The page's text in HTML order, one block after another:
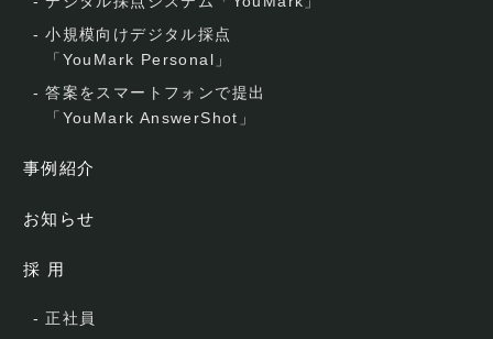
- 小規模向けデジタル採点
「YouMark Personal」
- 答案をスマートフォンで提出
「YouMark AnswerShot」
事例紹介
お知らせ
採 用
- 正社員